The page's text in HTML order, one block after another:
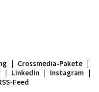
| Crossmedia-Pakete |
| LinkedIn | Instagram |
Feed